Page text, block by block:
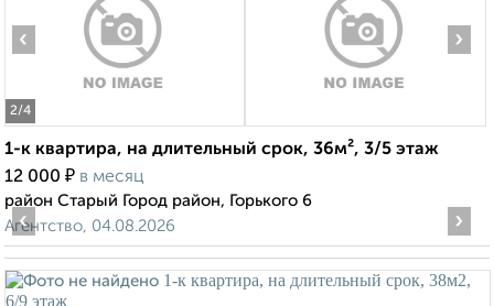
2/4
‹ ›
1-к квартира, на длительный срок, 36м², 3/5 этаж
12 000 ₽ в месяц
район Старый Город район, Горького 6
Агентство, 04.08.2026
‹ ›